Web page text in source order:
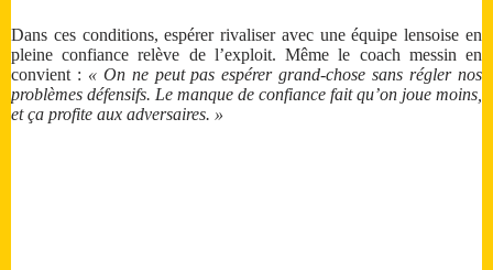
Dans ces conditions, espérer rivaliser avec une équipe lensoise en
pleine confiance relève de l’exploit. Même le coach messin en
convient : « On ne peut pas espérer grand-chose sans régler nos
problèmes défensifs. Le manque de confiance fait qu’on joue moins,
et ça profite aux adversaires. »